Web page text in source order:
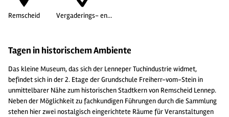
Remscheid Vergaderings- en…
Tagen in historischem Ambiente
Das kleine Museum, das sich der Lenneper Tuchindustrie widmet,
befindet sich in der 2. Etage der Grundschule Freiherr-vom-Stein in
unmittelbarer Nähe zum historischen Stadtkern von Remscheid Lennep.
Neben der Möglichkeit zu fachkundigen Führungen durch die Sammlung
stehen hier zwei nostalgisch eingerichtete Räume für Veranstaltungen